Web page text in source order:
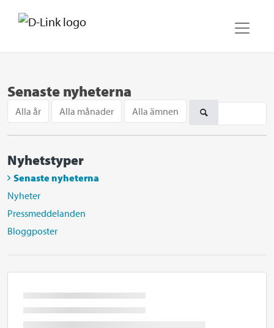
Senaste nyheterna
Alla år Alla månader Alla ämnen
Nyhetstyper
Senaste nyheterna
Nyheter
Pressmeddelanden
Bloggposter